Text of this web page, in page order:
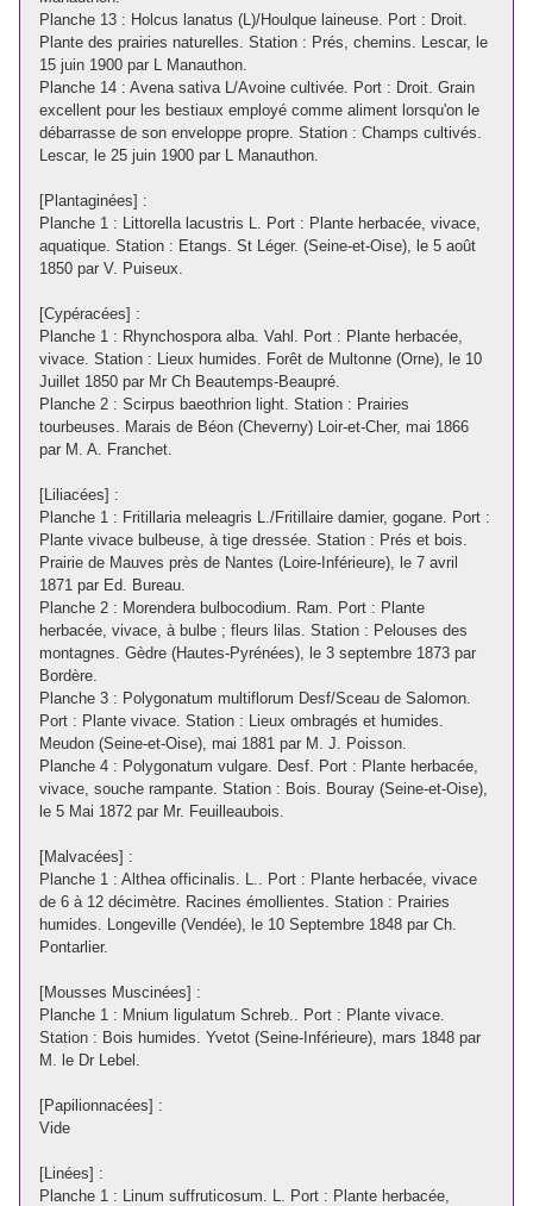
Planche 13 : Holcus lanatus (L)/Houlque laineuse. Port : Droit.
Plante des prairies naturelles. Station : Prés, chemins. Lescar, le
15 juin 1900 par L Manauthon.
Planche 14 : Avena sativa L/Avoine cultivée. Port : Droit. Grain
excellent pour les bestiaux employé comme aliment lorsqu'on le
débarrasse de son enveloppe propre. Station : Champs cultivés.
Lescar, le 25 juin 1900 par L Manauthon.
[Plantaginées] :
Planche 1 : Littorella lacustris L. Port : Plante herbacée, vivace,
aquatique. Station : Etangs. St Léger. (Seine-et-Oise), le 5 août
1850 par V. Puiseux.
[Cypéracées] :
Planche 1 : Rhynchospora alba. Vahl. Port : Plante herbacée,
vivace. Station : Lieux humides. Forêt de Multonne (Orne), le 10
Juillet 1850 par Mr Ch Beautemps-Beaupré.
Planche 2 : Scirpus baeothrion light. Station : Prairies
tourbeuses. Marais de Béon (Cheverny) Loir-et-Cher, mai 1866
par M. A. Franchet.
[Liliacées] :
Planche 1 : Fritillaria meleagris L./Fritillaire damier, gogane. Port :
Plante vivace bulbeuse, à tige dressée. Station : Prés et bois.
Prairie de Mauves près de Nantes (Loire-Inférieure), le 7 avril
1871 par Ed. Bureau.
Planche 2 : Morendera bulbocodium. Ram. Port : Plante
herbacée, vivace, à bulbe ; fleurs lilas. Station : Pelouses des
montagnes. Gèdre (Hautes-Pyrénées), le 3 septembre 1873 par
Bordère.
Planche 3 : Polygonatum multiflorum Desf/Sceau de Salomon.
Port : Plante vivace. Station : Lieux ombragés et humides.
Meudon (Seine-et-Oise), mai 1881 par M. J. Poisson.
Planche 4 : Polygonatum vulgare. Desf. Port : Plante herbacée,
vivace, souche rampante. Station : Bois. Bouray (Seine-et-Oise),
le 5 Mai 1872 par Mr. Feuilleaubois.
[Malvacées] :
Planche 1 : Althea officinalis. L.. Port : Plante herbacée, vivace
de 6 à 12 décimètre. Racines émollientes. Station : Prairies
humides. Longeville (Vendée), le 10 Septembre 1848 par Ch.
Pontarlier.
[Mousses Muscinées] :
Planche 1 : Mnium ligulatum Schreb.. Port : Plante vivace.
Station : Bois humides. Yvetot (Seine-Inférieure), mars 1848 par
M. le Dr Lebel.
[Papilionnacées] :
Vide
[Linées] :
Planche 1 : Linum suffruticosum. L. Port : Plante herbacée,